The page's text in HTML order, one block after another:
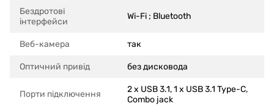
Бездротові
інтерфейси
Wi-Fi ; Bluetooth
Веб-камера так
Оптичний привід без дисковода
Порти підключення
2 x USB 3.1, 1 x USB 3.1 Type-C,
Combo jack